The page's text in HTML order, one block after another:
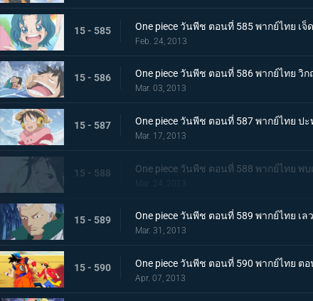
15 - 585 One piece วันพีช ตอนที่ 585 พากย์ไทย เ
Feb. 24, 2013
15 - 586 One piece วันพีช ตอนที่ 586 พากย์ไทย
Mar. 03, 2013
15 - 587 One piece วันพีช ตอนที่ 587 พากย์ไทย ป
Mar. 17, 2013
15 - 588 One piece วันพีช ตอนที่ 588 พากย์ไทย พ
Mar. 24, 2013
15 - 589 One piece วันพีช ตอนที่ 589 พากย์ไทย
Mar. 31, 2013
15 - 590 One piece วันพีช ตอนที่ 590 พากย์ไทย
Apr. 07, 2013